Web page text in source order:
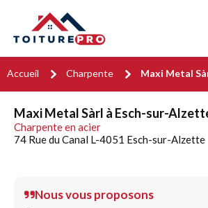
Accueil Charpente Maxi Metal
Maxi Metal Sàrl à Esch-sur-
Charpente en acier
74 Rue du Canal L-4051 Esch-sur-Alzette
Nous vous proposons